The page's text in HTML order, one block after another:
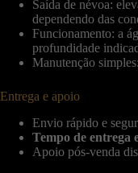
Saída de névoa:
dependendo das
Funcionamento: a
profundidade
Manutenção
Entrega e apoio
Envio rápido e
Tempo de entrega
Apoio pós-venda